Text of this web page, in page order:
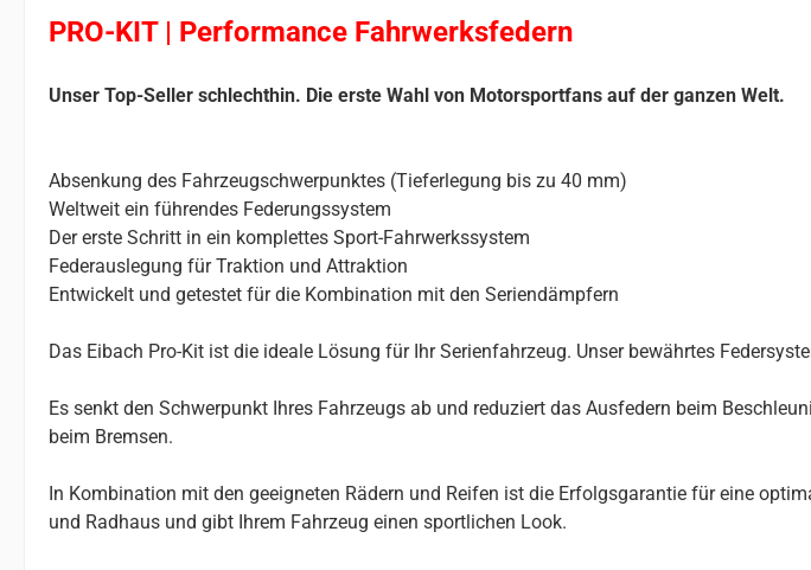
PRO-KIT | Performance Fahrwerksfedern
Unser Top-Seller schlechthin. Die erste Wahl von Motorsportfans auf der ganzen Welt.
Absenkung des Fahrzeugschwerpunktes (Tieferlegung bis zu 40 mm)
Weltweit ein führendes Federungssystem
Der erste Schritt in ein komplettes Sport-Fahrwerkssystem
Federauslegung für Traktion und Attraktion
Entwickelt und getestet für die Kombination mit den Seriendämpfern
Das Eibach Pro-Kit ist die ideale Lösung für Ihr Serienfahrzeug. Unser bewährtes
Es senkt den Schwerpunkt Ihres Fahrzeugs ab und reduziert das Ausfedern beim
beim Bremsen.
In Kombination mit den geeigneten Rädern und Reifen ist die Erfolgsgarantie für eine
und Radhaus und gibt Ihrem Fahrzeug einen sportlichen Look.